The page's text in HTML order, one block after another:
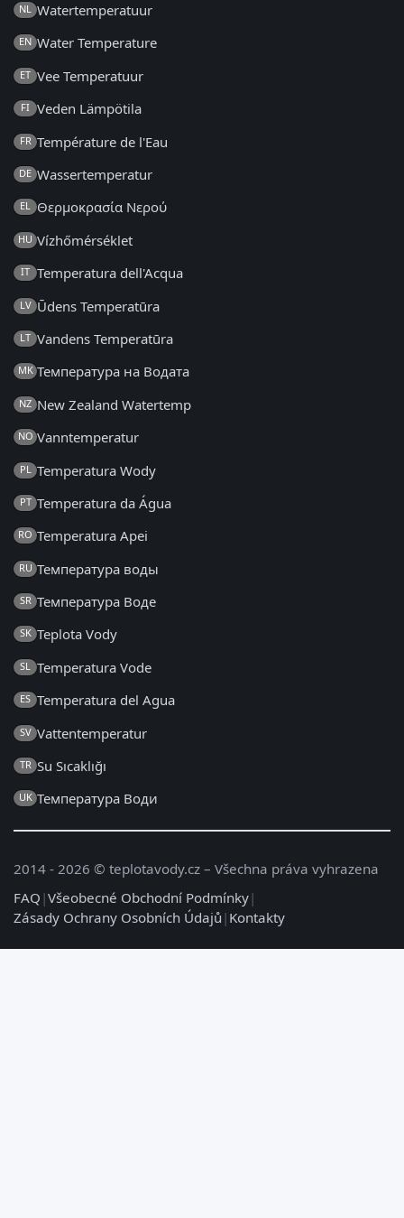
NL Watertemperatuur
EN Water Temperature
ET Vee Temperatuur
FI Veden Lämpötila
FR Température de l'Eau
DE Wassertemperatur
EL Θερμοκρασία Νερού
HU Vízhőmérséklet
IT Temperatura dell'Acqua
LV Ūdens Temperatūra
LT Vandens Temperatūra
MK Температура на Водата
NZ New Zealand Watertemp
NO Vanntemperatur
PL Temperatura Wody
PT Temperatura da Água
RO Temperatura Apei
RU Температура воды
SR Температура Воде
SK Teplota Vody
SL Temperatura Vode
ES Temperatura del Agua
SV Vattentemperatur
TR Su Sıcaklığı
UK Температура Води
2014 - 2026 © teplotavody.cz – Všechna práva vyhrazena
FAQ |Všeobecné Obchodní Podmínky|
Zásady Ochrany Osobních Údajů | Kontakty